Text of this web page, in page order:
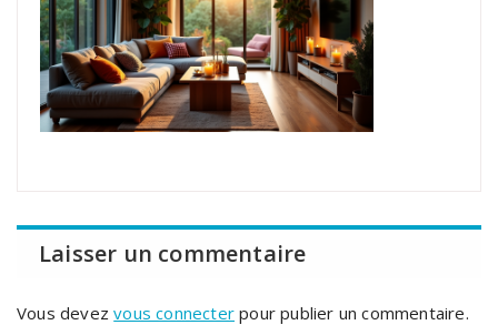
Laisser un commentaire
Vous devezvous connecter pour publier un commentaire.